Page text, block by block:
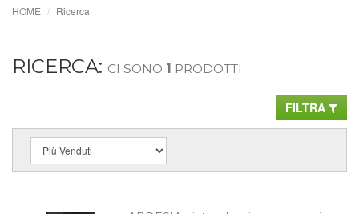
HOME Ricerca
RICERCA: CI SONO 1 PRODOTTI
FILTRA